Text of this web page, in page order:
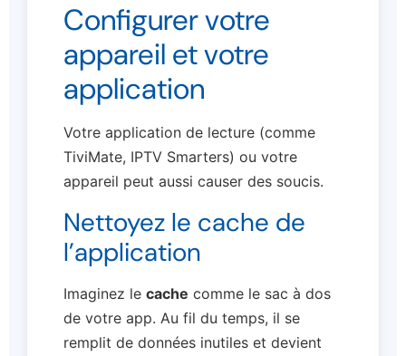
Configurer votre
appareil et votre
application
Votre application de lecture (comme
TiviMate, IPTV Smarters) ou votre
appareil peut aussi causer des soucis.
Nettoyez le cache de
l’application
Imaginez le cache comme le sac à dos
de votre app. Au fil du temps, il se
remplit de données inutiles et devient